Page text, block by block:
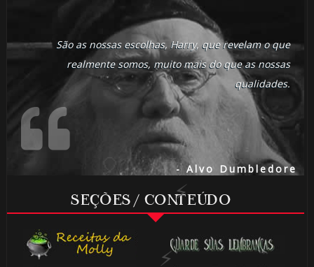
São as nossas escolhas, Harry, que revelam o que
realmente somos, muito mais do que as nossas
qualidades.
- Alvo Dumbledore
SEÇÕES / CONTEÚDO
🎂
⚡